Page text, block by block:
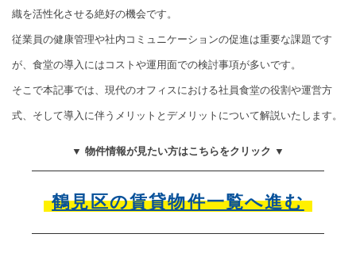
織を活性化させる絶好の機会です。
従業員の健康管理や社内コミュニケーションの促進は重要な課題です
が、食堂の導入にはコストや運用面での検討事項が多いです。
そこで本記事では、現代のオフィスにおける社員食堂の役割や運営方
式、そして導入に伴うメリットとデメリットについて解説いたします。
▼ 物件情報が見たい方はこちらをクリック ▼
鶴見区の賃貸物件一覧へ進む